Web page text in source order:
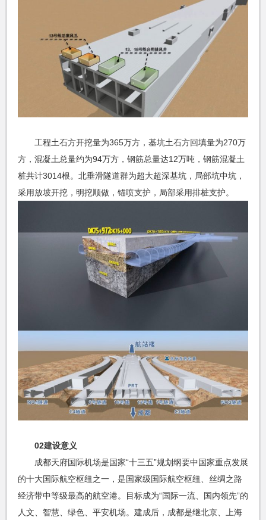
工程土石方开挖量为365万方，基坑土石方回填量为270万
方，混凝土总量约为94万方，钢筋总量达12万吨，钢筋混凝土
桩共计3014根。北垂滑隧道群为超大超深基坑，局部坑中坑，
采用放坡开挖，明挖顺做，锚喷支护，局部采用排桩支护。
02建设意义
成都天府国际机场是国家“十三五”规划纲要中国家重点发展
的十大国际航空枢纽之一，是国家级国际航空枢纽、丝绸之路
经济带中等级最高的航空港。目标成为“国际一流、国内领先”的
人文、智慧、绿色、平安机场。建成后，成都是继北京、上海